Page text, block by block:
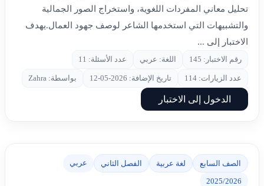
تحليل معاني المفردات اللغوية، واستخراج الصور الجمالية
والتشبيهات التي استخدمها الشاعر لوصف جهود العمال.يهدف
الاختبار إلى ...
رقم الاختبار: 145 اللغة: عربي عدد الأسئلة: 11
عدد الزيارات: 114 تاريخ الإضافة: 2026-05-12 بواسطة: Zahra
الدخول إلى الاختبار
الصف السابع لغة عربية الفصل الثاني عربي
2025/2026